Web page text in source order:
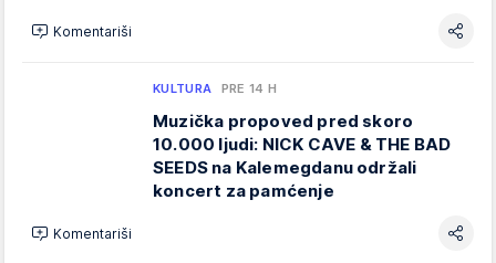
Komentariši
KULTURA PRE 14 H
Muzička propoved pred skoro
10.000 ljudi: NICK CAVE & THE BAD
SEEDS na Kalemegdanu održali
koncert za pamćenje
Komentariši